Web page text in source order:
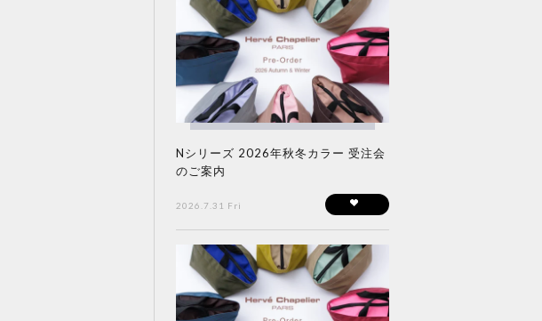
Nシリーズ 2026年秋冬カラー 受注会
のご案内
2026.7.31 Fri